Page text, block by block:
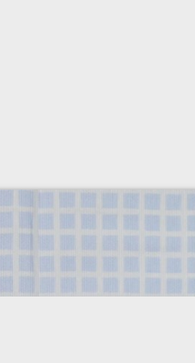
de coton quadrillage bleu ciel
Sur demande